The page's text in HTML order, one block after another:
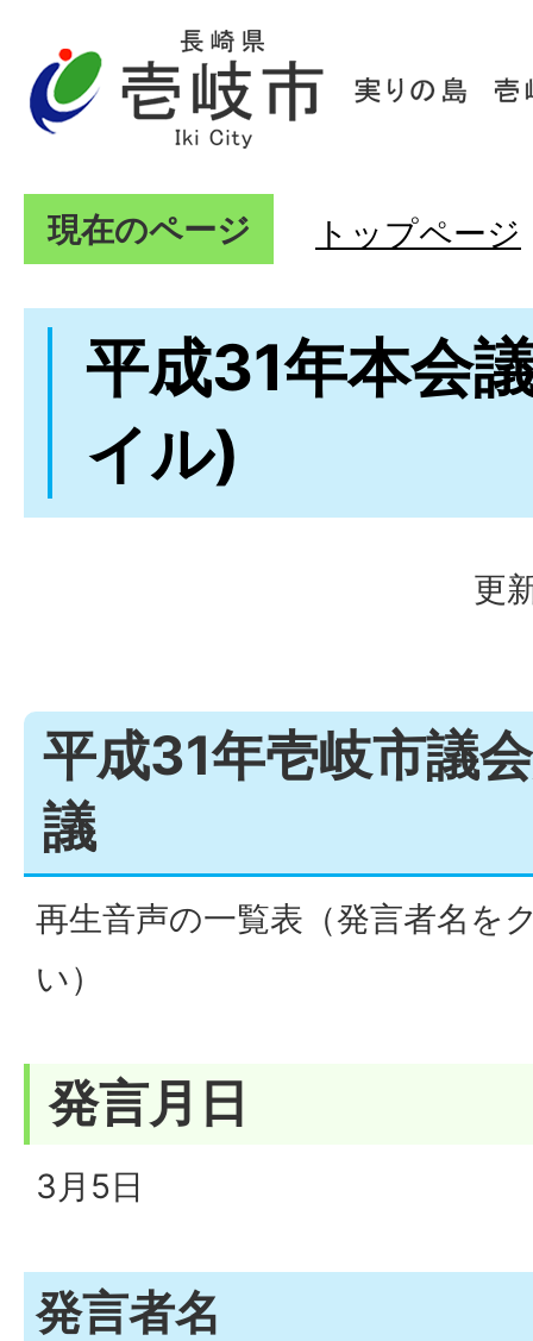
現在のページ トップページ
平成31年本会
イル)
更
平成31年壱岐市議
議
再生音声の一覧表（発言者名を
い）
発言月日
3月5日
発言者名